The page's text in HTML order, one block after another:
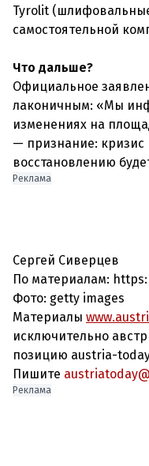
Tyrolit
самостоятельной
Что дальше?
Официальное
лаконичным: «Мы
изменениях на
— признание: кризис
восстановлению
Реклама
Сергей Сиверцев
По материалам:
Фото: getty images
Материалы
исключительно
позицию austria-
Пишите
Реклама